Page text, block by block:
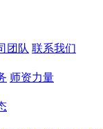
团队 联系我们
师资力量